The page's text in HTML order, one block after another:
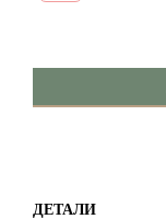
ДЕТАЛИ